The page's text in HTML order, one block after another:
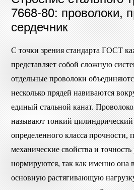
7668-80: проволоки,
сердечник
С точки зрения стандарта ГОСТ
представляет собой сложную
отдельные проволоки
несколько прядей навиваются
единый стальной канат.
называют тонкий цилиндрический
определенного класса прочности,
механические свойства и точность
нормируются, так как именно она
основную растягивающую